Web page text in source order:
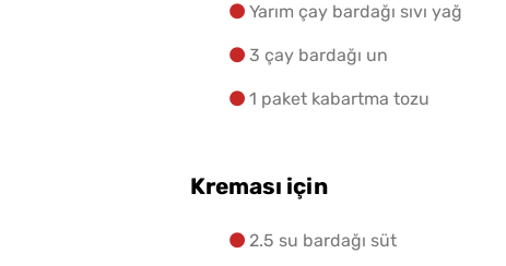
10 Kilo Domatesten Kaç
Yarım çay bardağı sıvı yağ
3 çay bardağı un
1 paket kabartma tozu
Kreması için
2.5 su bardağı süt